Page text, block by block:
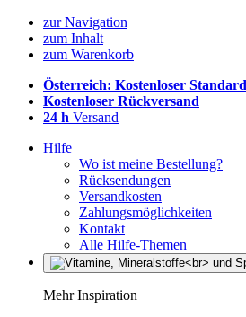
zur Navigation
zum Inhalt
zum Warenkorb
Österreich: Kostenloser
Kostenloser Rückversand
24 h Versand
Hilfe
Wo ist meine Bestellung?
Rücksendungen
Versandkosten
Zahlungsmöglichkeiten
Kontakt
Alle Hilfe-Themen
Mehr Inspiration